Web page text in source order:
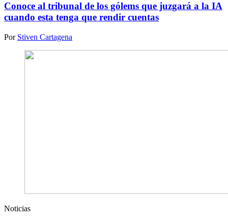
Conoce al tribunal de los gólems que juzgará a la IA
cuando esta tenga que rendir cuentas
Por Stiven Cartagena
Noticias